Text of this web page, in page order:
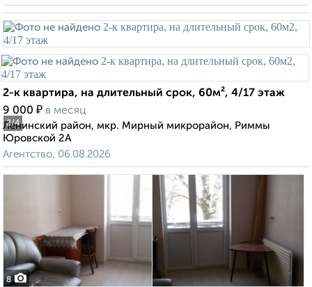
2/4
2-к квартира, на длительный срок, 60м², 4/17 этаж
9 000 ₽ в месяц
Ленинский район, мкр. Мирный микрорайон, Риммы
Юровской 2А
Агентство, 06.08.2026
8